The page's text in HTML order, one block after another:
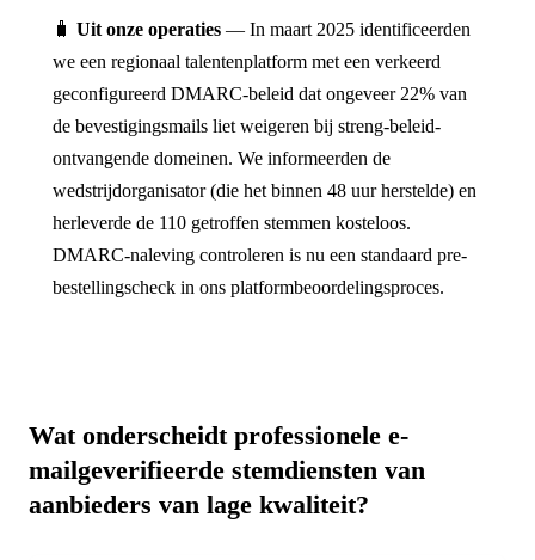
🧳 Uit onze operaties — In maart 2025 identificeerden
we een regionaal talentenplatform met een verkeerd
geconfigureerd DMARC-beleid dat ongeveer 22% van
de bevestigingsmails liet weigeren bij streng-beleid-
ontvangende domeinen. We informeerden de
wedstrijdorganisator (die het binnen 48 uur herstelde) en
herleverde de 110 getroffen stemmen kosteloos.
DMARC-naleving controleren is nu een standaard pre-
bestellingscheck in ons platformbeoordelingsproces.
Wat onderscheidt professionele e-
mailgeverifieerde stemdiensten van
aanbieders van lage kwaliteit?